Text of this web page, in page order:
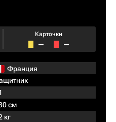
Карточки
– –
Франция
см
кг